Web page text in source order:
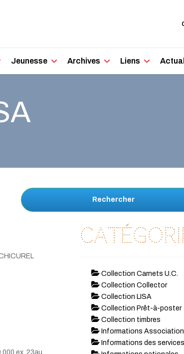
Jeunesse Archives Liens
Rechercher
ex. 23au
Collection Carnets U.C.
Collection Collector
Collection LISA
Collection Prêt-à-poster
Collection timbres
Informations
Informations des services